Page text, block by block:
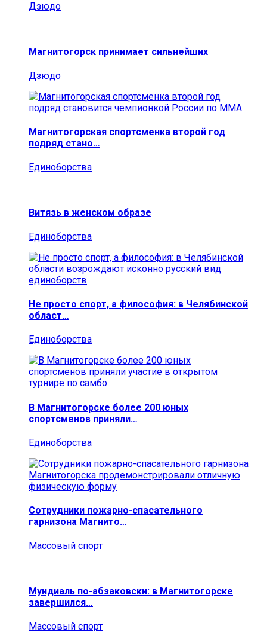
Дзюдо
Магнитогорск принимает сильнейших
Дзюдо
Магнитогорская спортсменка второй год
подряд стано…
Единоборства
Витязь в женском образе
Единоборства
Не просто спорт, а философия: в Челябинской
област…
Единоборства
В Магнитогорске более 200 юных
спортсменов приняли…
Единоборства
Сотрудники пожарно-спасательного
гарнизона Магнито…
Массовый спорт
Мундиаль по-абзаковски: в Магнитогорске
завершился…
Массовый спорт